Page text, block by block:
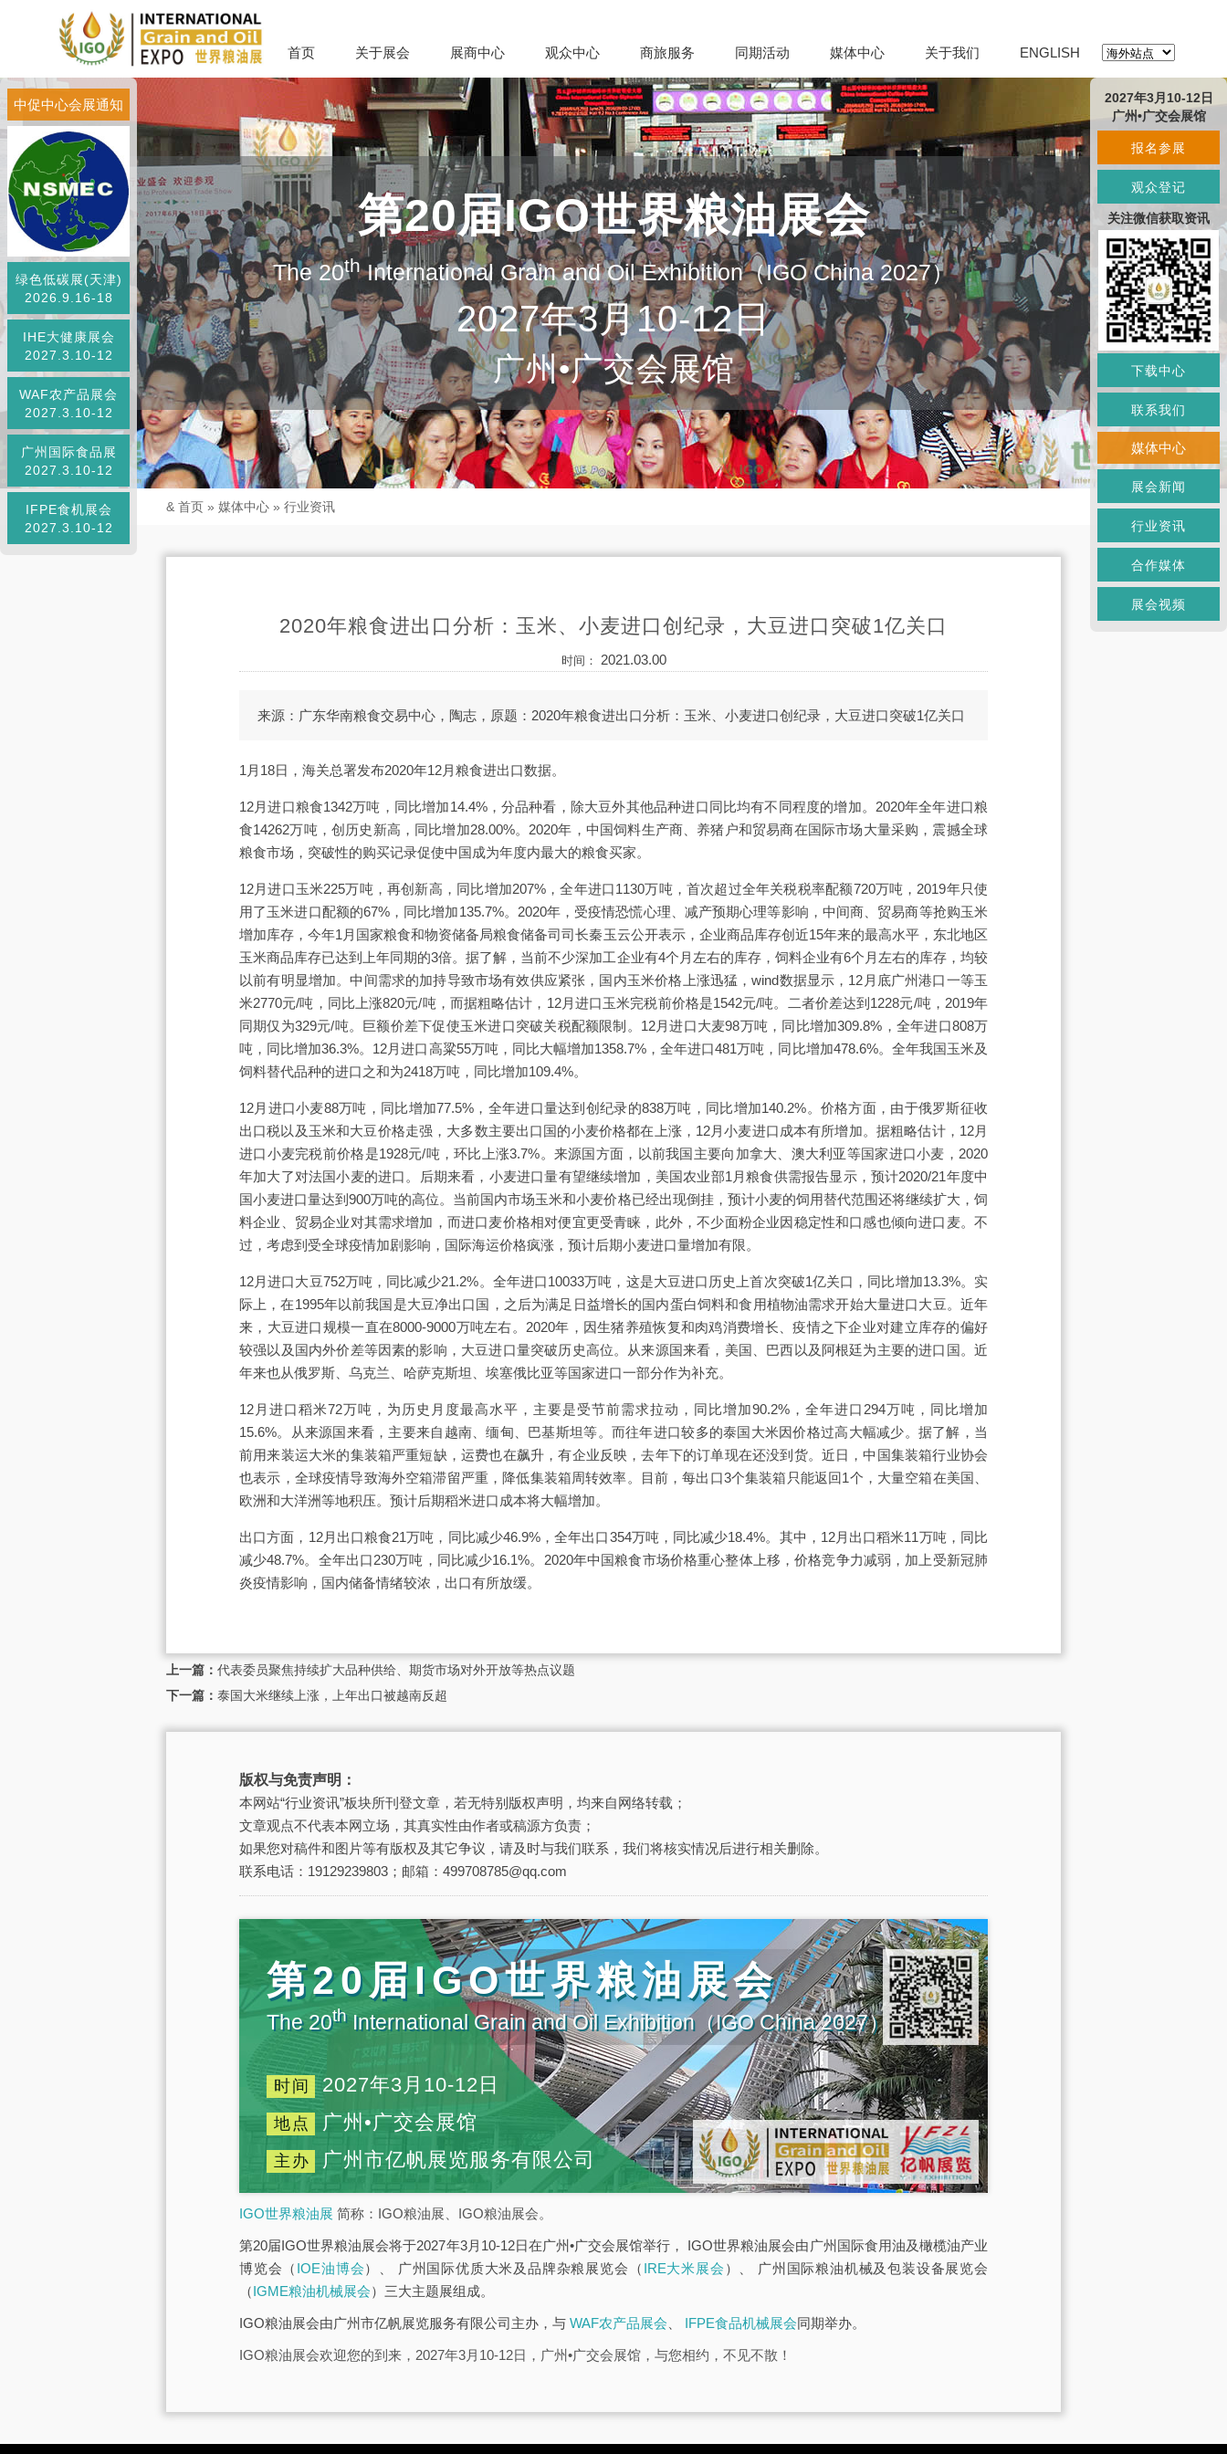
首页 关于展会 展商中心 观众中心 商旅服务 同期活动 媒体中心 关于我们 ENGLISH
第20届IGO世界粮油展会
The 20thInternational Grain and Oil Exhibition（IGO China 2027）
2027年3月10-12日
广州•广交会展馆
中促中心会展通知
绿色低碳展(天津)
2026.9.16-18
IHE大健康展会
2027.3.10-12
WAF农产品展会
2027.3.10-12
广州国际食品展
2027.3.10-12
IFPE食机展会
2027.3.10-12
& 首页 » 媒体中心 » 行业资讯
2020年粮食进出口分析：玉米、小麦进口创纪录，大豆进口突破1亿关口
时间： 2021.03.00
来源：广东华南粮食交易中心，陶志，原题：2020年粮食进出口分析：玉米、小麦进口创纪录，大豆进口突破1亿关口
1月18日，海关总署发布2020年12月粮食进出口数据。
12月进口粮食1342万吨，同比增加14.4%，分品种看，除大豆外其他品种进口同比均有不同程度的增加。2020年全年进口粮
食14262万吨，创历史新高，同比增加28.00%。2020年，中国饲料生产商、养猪户和贸易商在国际市场大量采购，震撼全球
粮食市场，突破性的购买记录促使中国成为年度内最大的粮食买家。
12月进口玉米225万吨，再创新高，同比增加207%，全年进口1130万吨，首次超过全年关税税率配额720万吨，2019年只使
用了玉米进口配额的67%，同比增加135.7%。2020年，受疫情恐慌心理、减产预期心理等影响，中间商、贸易商等抢购玉米
增加库存，今年1月国家粮食和物资储备局粮食储备司司长秦玉云公开表示，企业商品库存创近15年来的最高水平，东北地区
玉米商品库存已达到上年同期的3倍。据了解，当前不少深加工企业有4个月左右的库存，饲料企业有6个月左右的库存，均较
以前有明显增加。中间需求的加持导致市场有效供应紧张，国内玉米价格上涨迅猛，wind数据显示，12月底广州港口一等玉
米2770元/吨，同比上涨820元/吨，而据粗略估计，12月进口玉米完税前价格是1542元/吨。二者价差达到1228元/吨，2019年
同期仅为329元/吨。巨额价差下促使玉米进口突破关税配额限制。12月进口大麦98万吨，同比增加309.8%，全年进口808万
吨，同比增加36.3%。12月进口高粱55万吨，同比大幅增加1358.7%，全年进口481万吨，同比增加478.6%。全年我国玉米及
饲料替代品种的进口之和为2418万吨，同比增加109.4%。
12月进口小麦88万吨，同比增加77.5%，全年进口量达到创纪录的838万吨，同比增加140.2%。价格方面，由于俄罗斯征收
出口税以及玉米和大豆价格走强，大多数主要出口国的小麦价格都在上涨，12月小麦进口成本有所增加。据粗略估计，12月
进口小麦完税前价格是1928元/吨，环比上涨3.7%。来源国方面，以前我国主要向加拿大、澳大利亚等国家进口小麦，2020
年加大了对法国小麦的进口。后期来看，小麦进口量有望继续增加，美国农业部1月粮食供需报告显示，预计2020/21年度中
国小麦进口量达到900万吨的高位。当前国内市场玉米和小麦价格已经出现倒挂，预计小麦的饲用替代范围还将继续扩大，饲
料企业、贸易企业对其需求增加，而进口麦价格相对便宜更受青睐，此外，不少面粉企业因稳定性和口感也倾向进口麦。不
过，考虑到受全球疫情加剧影响，国际海运价格疯涨，预计后期小麦进口量增加有限。
12月进口大豆752万吨，同比减少21.2%。全年进口10033万吨，这是大豆进口历史上首次突破1亿关口，同比增加13.3%。实
际上，在1995年以前我国是大豆净出口国，之后为满足日益增长的国内蛋白饲料和食用植物油需求开始大量进口大豆。近年
来，大豆进口规模一直在8000-9000万吨左右。2020年，因生猪养殖恢复和肉鸡消费增长、疫情之下企业对建立库存的偏好
较强以及国内外价差等因素的影响，大豆进口量突破历史高位。从来源国来看，美国、巴西以及阿根廷为主要的进口国。近
年来也从俄罗斯、乌克兰、哈萨克斯坦、埃塞俄比亚等国家进口一部分作为补充。
12月进口稻米72万吨，为历史月度最高水平，主要是受节前需求拉动，同比增加90.2%，全年进口294万吨，同比增加
15.6%。从来源国来看，主要来自越南、缅甸、巴基斯坦等。而往年进口较多的泰国大米因价格过高大幅减少。据了解，当
前用来装运大米的集装箱严重短缺，运费也在飙升，有企业反映，去年下的订单现在还没到货。近日，中国集装箱行业协会
也表示，全球疫情导致海外空箱滞留严重，降低集装箱周转效率。目前，每出口3个集装箱只能返回1个，大量空箱在美国、
欧洲和大洋洲等地积压。预计后期稻米进口成本将大幅增加。
出口方面，12月出口粮食21万吨，同比减少46.9%，全年出口354万吨，同比减少18.4%。其中，12月出口稻米11万吨，同比
减少48.7%。全年出口230万吨，同比减少16.1%。2020年中国粮食市场价格重心整体上移，价格竞争力减弱，加上受新冠肺
炎疫情影响，国内储备情绪较浓，出口有所放缓。
上一篇： 代表委员聚焦持续扩大品种供给、期货市场对外开放等热点议题
下一篇： 泰国大米继续上涨，上年出口被越南反超
版权与免责声明：
本网站“行业资讯”板块所刊登文章，若无特别版权声明，均来自网络转载；
文章观点不代表本网立场，其真实性由作者或稿源方负责；
如果您对稿件和图片等有版权及其它争议，请及时与我们联系，我们将核实情况后进行相关删除。
联系电话：19129239803；邮箱：499708785@qq.com
第20届IGO世界粮油展会
The 20thInternational Grain and Oil Exhibition（IGO China 2027）
时间 2027年3月10-12日
地点 广州•广交会展馆
主办 广州市亿帆展览服务有限公司
IGO世界粮油展 简称：IGO粮油展、IGO粮油展会。
第20届IGO世界粮油展会将于2027年3月10-12日在广州•广交会展馆举行， IGO世界粮油展会由广州国际食用油及橄榄油产业
博览会（ IOE油博会）、 广州国际优质大米及品牌杂粮展览会（ IRE大米展会 ）、 广州国际粮油机械及包装设备展览会
（IGME粮油机械展会）三大主题展组成。
IGO粮油展会由广州市亿帆展览服务有限公司主办，与 WAF农产品展会 IFPE食品机械展会同期举办。
IGO粮油展会欢迎您的到来，2027年3月10-12日，广州•广交会展馆，与您相约，不见不散！
2027年3月10-12日
广州•广交会展馆
报名参展
观众登记
关注微信获取资讯
下载中心
联系我们
媒体中心
展会新闻
行业资讯
合作媒体
展会视频